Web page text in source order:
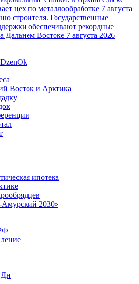
цех по металлообработке 7 августа
строителя. Государственные
обеспечивают рекордные
Дальнем Востоке 7 августа 2026
DzenOk
Восток и Арктика
ипотека
2030»